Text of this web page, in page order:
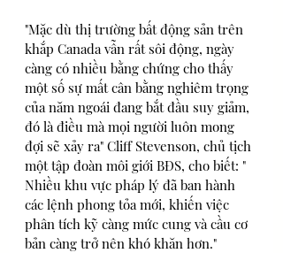
"Mặc dù thị trường bất động sản trên
khắp Canada vẫn rất sôi động, ngày
càng có nhiều bằng chứng cho thấy
một số sự mất cân bằng nghiêm trọng
của năm ngoái đang bắt đầu suy giảm,
đó là điều mà mọi người luôn mong
đợi sẽ xảy ra" Cliff Stevenson, chủ tịch
một tập đoàn môi giới BĐS, cho biết: "
Nhiều khu vực pháp lý đã ban hành
các lệnh phong tỏa mới, khiến việc
phân tích kỹ càng mức cung và cầu cơ
bản càng trở nên khó khăn hơn."